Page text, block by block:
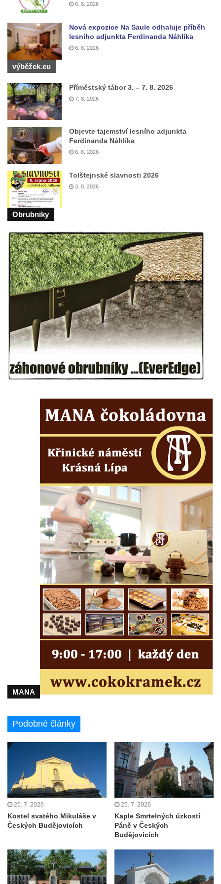
Vltavou
Márnice na hřbitově v Hrobčicích
Kostel svatého Havla na hřbitově v
Hrobčicích
Márnice na hřbitově v Račicích
Márnice na hřbitově v Dobříni
Kaple Nejsvětější Trojice v centru Liběšic
Výklenková kaple na rozcestí na jižním
Kostel svaté Kateřiny v Chouči
Kaple svatého Blažeje východně od Lužice
Kostel svatého Augustina v Lužici
Kostel svatého Martina v Kozlech
Márnice na hřbitově v Kozlech
Vesnický kostel v Reinhardtsdorfu
Kaple v Oparnu
Protestantský (evangelicko-luterský) kostel
Crostau
Kaple Nanebevstoupení Panny Marie ve
Svitavě
Výklenková kaple Piety ve Svojkově
Kostel Nejsvětější Trojice ve Velenicích
Kostel svatých Petra a Pavla v Semilech
Kostel Nanebevzetí Panny Marie (St. Mariä
Himmelfahrt) v Schirgiswalde
Kostel svaté Máří Magdaleny u hradu
svatého Michaela Archanděla v Bochově
Mildeova kaple pod Ortelem
Kostel Zvěstování Panny Marie v Duchcově
Výklenková kaple v Teplické ulici u stadionu
v Duchcově
Evangelický kostel v Duchcově
Kostel svatých Petra a Pavla v Jeníkově
Kaple svaté Anny v Jeníkově
Kaple Panny Marie v Lahošti
Kaple svatého Jana Nepomuckého v
Lahošti
Kostel svatého Mikuláše v Mikulášovicích
Kaple Tří otců v Mikulášovicích
Kaple Matky Boží v Mikulášovicích
Balzerova kaple v Mikulášovicích
Kostel svatého Václava ve Šluknově
Kostel svatého Mikuláše v Třebušíně
Klášterní kostel svatého Františka z Assisi v
Zákupech
Kaple svatého Josefa u Zákup
Kostel svatých Fabiána a Šebestiána v
Zákupech
Kaple Krista v žaláři u kostela Nalezení
svatého Kříže ve Frýdlantu
6. 8. 2026
Nová expozice Na Saule odhaluje příběh
lesního adjunkta Ferdinanda Náhlíka
6. 8. 2026
výběžek.eu
Příměstský tábor 3. – 7. 8. 2026
7. 8. 2026
Objevte tajemství lesního adjunkta
Ferdinanda Náhlíka
6. 8. 2026
Tolštejnské slavnosti 2026
3. 8. 2026
Obrubniky
MANA
Podobné články
26. 7. 2026
Kostel svatého Mikuláše v
Českých Budějovicích
25. 7. 2026
Kaple Smrtelných úzkostí
Páně v Českých
Budějovicích